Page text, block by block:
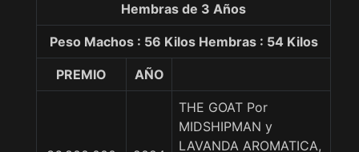
Hembras de 3 Años
Peso Machos : 56 Kilos Hembras : 54 Kilos
PREMIO AÑO
THE GOAT Por
MIDSHIPMAN y
LAVANDA AROMATICA,